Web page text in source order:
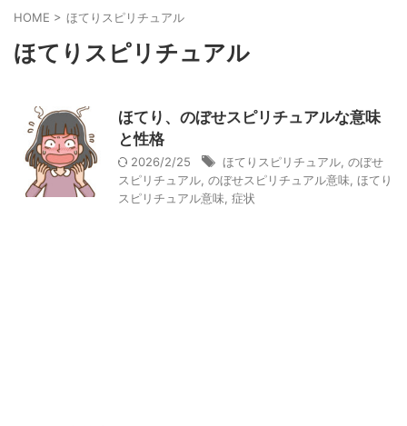
HOME > ほてりスピリチュアル
ほてりスピリチュアル
ほてり、のぼせスピリチュアルな意味
と性格
2026/2/25 ほてりスピリチュアル のぼせ
スピリチュアル のぼせスピリチュアル意味 ほてり
スピリチュアル意味 症状